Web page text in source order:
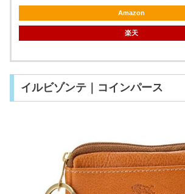
Amazon
楽天
イルビゾンテ｜コインパース